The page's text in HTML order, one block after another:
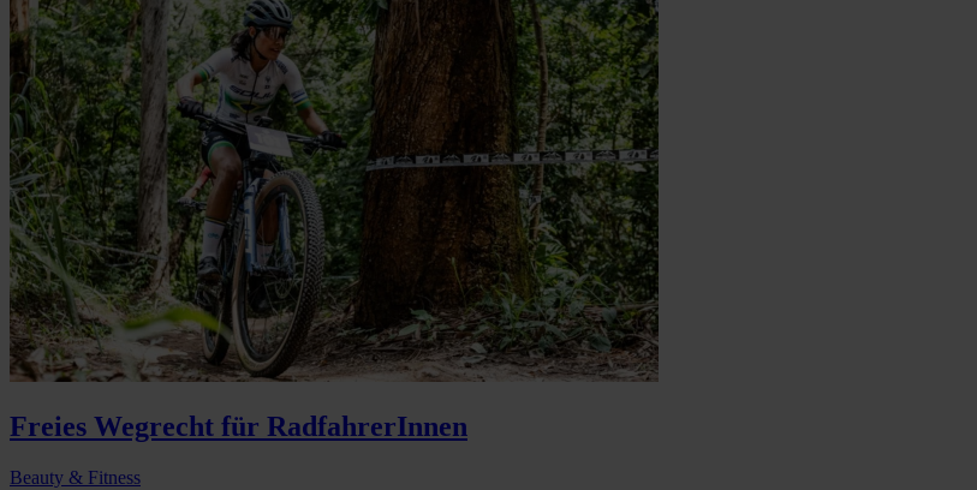
Freies Wegrecht für RadfahrerInnen
Beauty & Fitness